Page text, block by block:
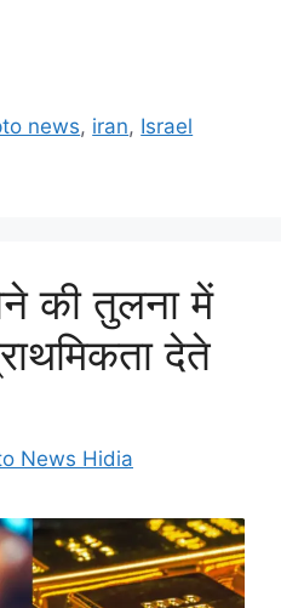
news, iran, Israel
की तुलना में
देते
News Hidia